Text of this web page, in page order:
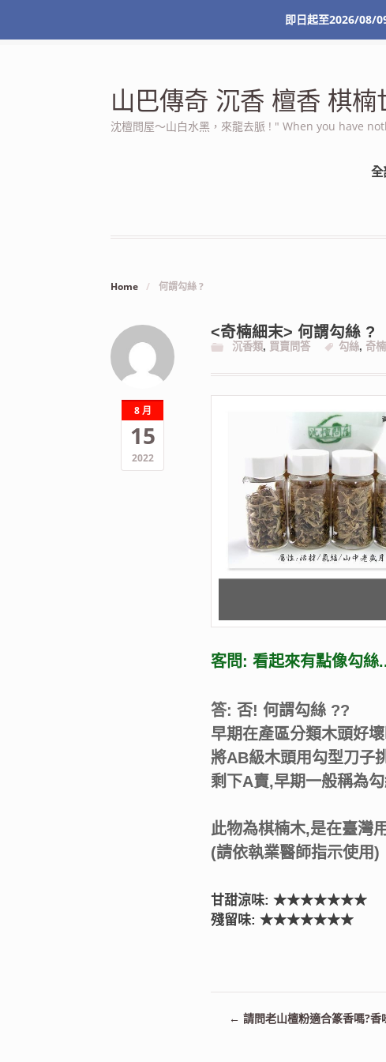
我的帳號
山巴傳奇 沉香 檀香 棋
沈檀問屋～山白水黑，來龍去脈 ! " When you have
全
Home / 何謂勾絲 ?
8 月
15
2022
<奇楠細末> 何謂勾絲 ?
沉香類, 買賣問答 勾絲, 奇楠
客問: 看起來有點像勾絲
答:否! 何謂勾絲 ??
早期在產區分類木頭好
將AB級木頭用勾型刀子
剩下A賣,早期一般稱為
此物為棋楠木,是在臺灣
(請依執業醫師指示使用)
甘甜涼味: ★★★★★★★
殘留味: ★★★★★★★
← 請問老山檀粉適合篆香嗎?
即日起至2026/08/